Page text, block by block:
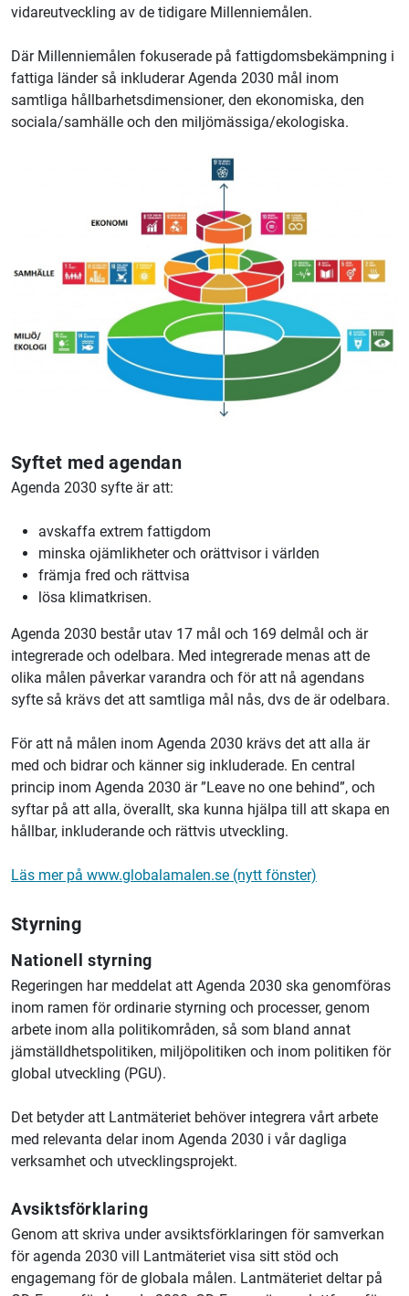
vidareutveckling av de tidigare Millenniemålen.
Där Millenniemålen fokuserade på fattigdomsbekämpning i
fattiga länder så inkluderar Agenda 2030 mål inom
samtliga hållbarhetsdimensioner, den ekonomiska, den
sociala/samhälle och den miljömässiga/ekologiska.
Syftet med agendan
Agenda 2030 syfte är att:
avskaffa extrem fattigdom
minska ojämlikheter och orättvisor i världen
främja fred och rättvisa
lösa klimatkrisen.
Agenda 2030 består utav 17 mål och 169 delmål och är
integrerade och odelbara. Med integrerade menas att de
olika målen påverkar varandra och för att nå agendans
syfte så krävs det att samtliga mål nås, dvs de är odelbara.
För att nå målen inom Agenda 2030 krävs det att alla är
med och bidrar och känner sig inkluderade. En central
princip inom Agenda 2030 är ”Leave no one behind”, och
syftar på att alla, överallt, ska kunna hjälpa till att skapa en
hållbar, inkluderande och rättvis utveckling.
Läs mer på www.globalamalen.se (nytt fönster)
Styrning
Nationell styrning
Regeringen har meddelat att Agenda 2030 ska genomföras
inom ramen för ordinarie styrning och processer, genom
arbete inom alla politikområden, så som bland annat
jämställdhetspolitiken, miljöpolitiken och inom politiken för
global utveckling (PGU).
Det betyder att Lantmäteriet behöver integrera vårt arbete
med relevanta delar inom Agenda 2030 i vår dagliga
verksamhet och utvecklingsprojekt.
Avsiktsförklaring
Genom att skriva under avsiktsförklaringen för samverkan
för agenda 2030 vill Lantmäteriet visa sitt stöd och
engagemang för de globala målen. Lantmäteriet deltar på